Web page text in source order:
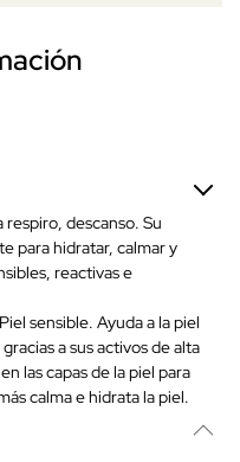
descanso. Su
para hidratar, calmar y
reactivas e
sensible. Ayuda a la piel
a sus activos de alta
las capas de la piel para
calma e hidrata la piel.